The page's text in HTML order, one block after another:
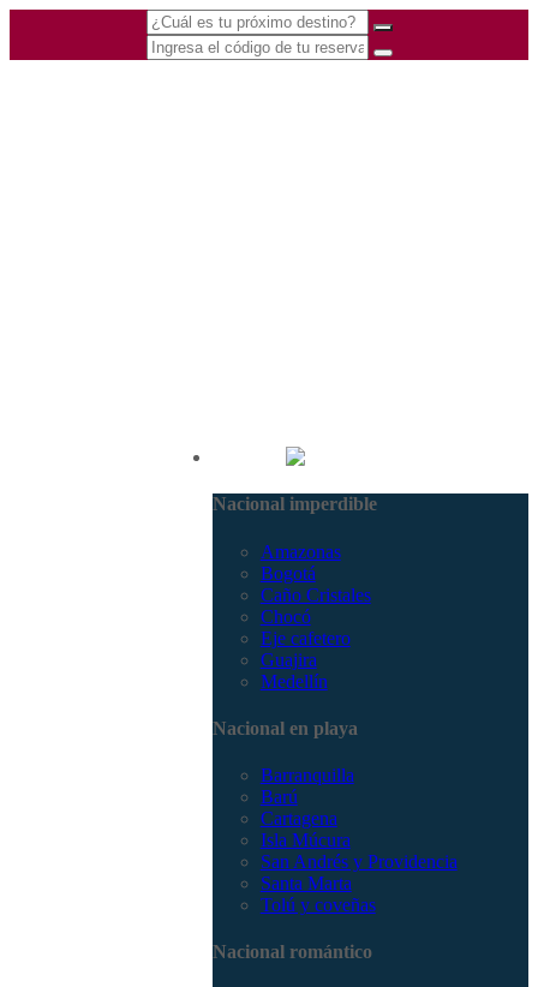
Nacional imperdible
Amazonas
Bogotá
Caño Cristales
Chocó
Eje cafetero
Guajira
Medellín
Nacional en playa
Barranquilla
Barú
Cartagena
Isla Múcura
San Andrés y Providencia
Santa Marta
Tolú y coveñas
Nacional romántico